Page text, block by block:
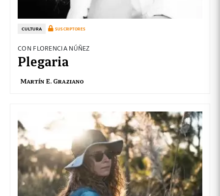
CULTURA SUSCRIPTORES
CON FLORENCIA NÚÑEZ
Plegaria
Martín E. Graziano